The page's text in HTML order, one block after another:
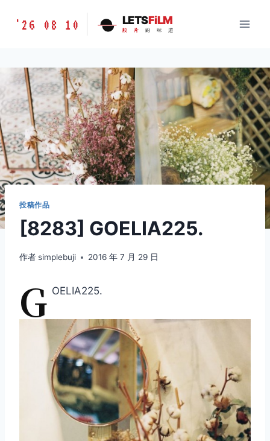
胶
味
道
LETSFILM
'26 08 10 LETSFiLM
胶 片 的 味 道
投稿作品
[8283] GOELIA225.
作者simplebuji 2016 年 7 月 29 日
G OELIA225.